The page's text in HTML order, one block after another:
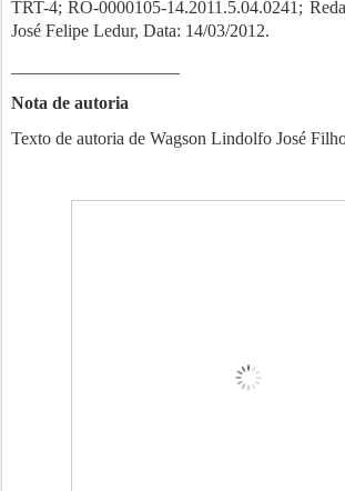
TRT-4; RO-0000105-14.2011.5.04.0241;
José Felipe Ledur, Data: 14/03/2012.
Nota de autoria
Texto de autoria de Wagson Lindolfo José